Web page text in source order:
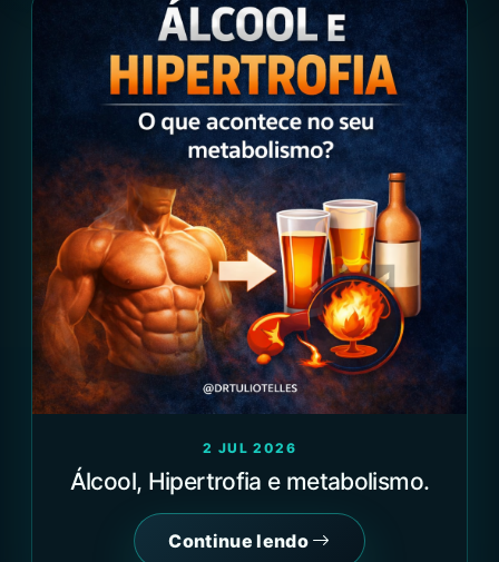
2 JUL 2026
Álcool, Hipertrofia e metabolismo.
Continue lendo